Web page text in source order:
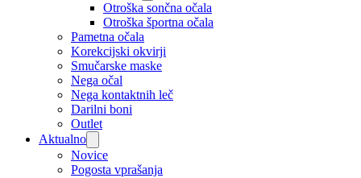
Otroška sončna očala
Otroška športna očala
Pametna očala
Korekcijski okvirji
Smučarske maske
Nega očal
Nega kontaktnih leč
Darilni boni
Outlet
Aktualno
Novice
Pogosta vprašanja